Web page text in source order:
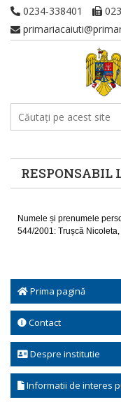
0234-338401
RESPONSABIL
Prima pagină
Contact
Despre institutie
Informatii de interes
Numele și prenumele
544/2001: Trușcă